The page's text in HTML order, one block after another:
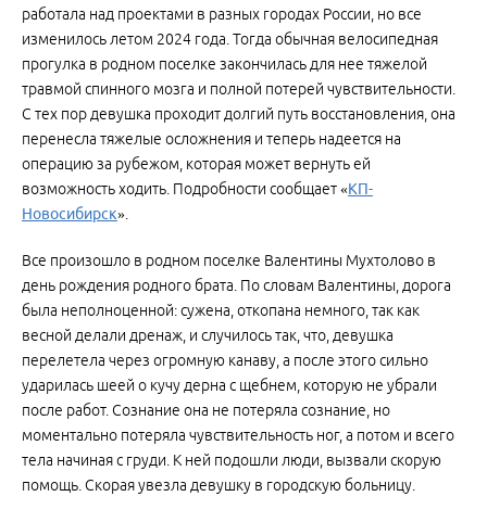
работала над проектами в разных городах России, но все
изменилось летом 2024 года. Тогда обычная велосипедная
прогулка в родном поселке закончилась для нее тяжелой
травмой спинного мозга и полной потерей чувствительности.
С тех пор девушка проходит долгий путь восстановления, она
перенесла тяжелые осложнения и теперь надеется на
операцию за рубежом, которая может вернуть ей
возможность ходить. Подробности сообщает «КП-
Новосибирск».
Все произошло в родном поселке Валентины Мухтолово в
день рождения родного брата. По словам Валентины, дорога
была неполноценной: сужена, откопана немного, так как
весной делали дренаж, и случилось так, что, девушка
перелетела через огромную канаву, а после этого сильно
ударилась шеей о кучу дерна с щебнем, которую не убрали
после работ. Сознание она не потеряла сознание, но
моментально потеряла чувствительность ног, а потом и всего
тела начиная с груди. К ней подошли люди, вызвали скорую
помощь. Скорая увезла девушку в городскую больницу.